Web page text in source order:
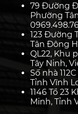
79 Đường
Phường
123 Đường
Tân Đông
QL22, Khu
Tây Ninh,
Số nhà
Tỉnh Vĩnh
1146 Tổ 23
Minh, Tỉnh